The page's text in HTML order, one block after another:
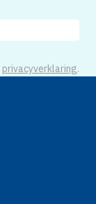
privacyverklaring.